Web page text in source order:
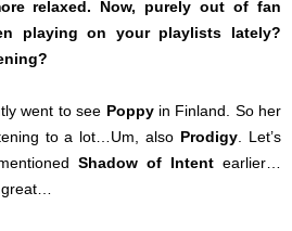
relaxed. Now, purely out of fan
playing on your playlists lately?
went to see Poppyin Finland. So her
to a lot…Um, also Prodigy . Let’s
Shadow of Intent earlier…